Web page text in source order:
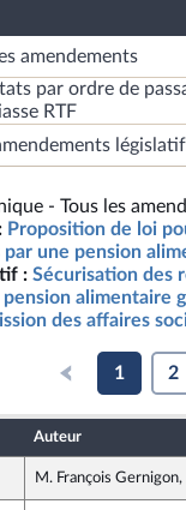
amendements
par ordre de
RTF
- Tous les
Proposition de loi
une pension
: Sécurisation des
alimentaire
des affaires
1 2
Auteur
M. François